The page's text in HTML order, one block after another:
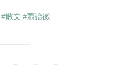
#散文 #蕭詒徽